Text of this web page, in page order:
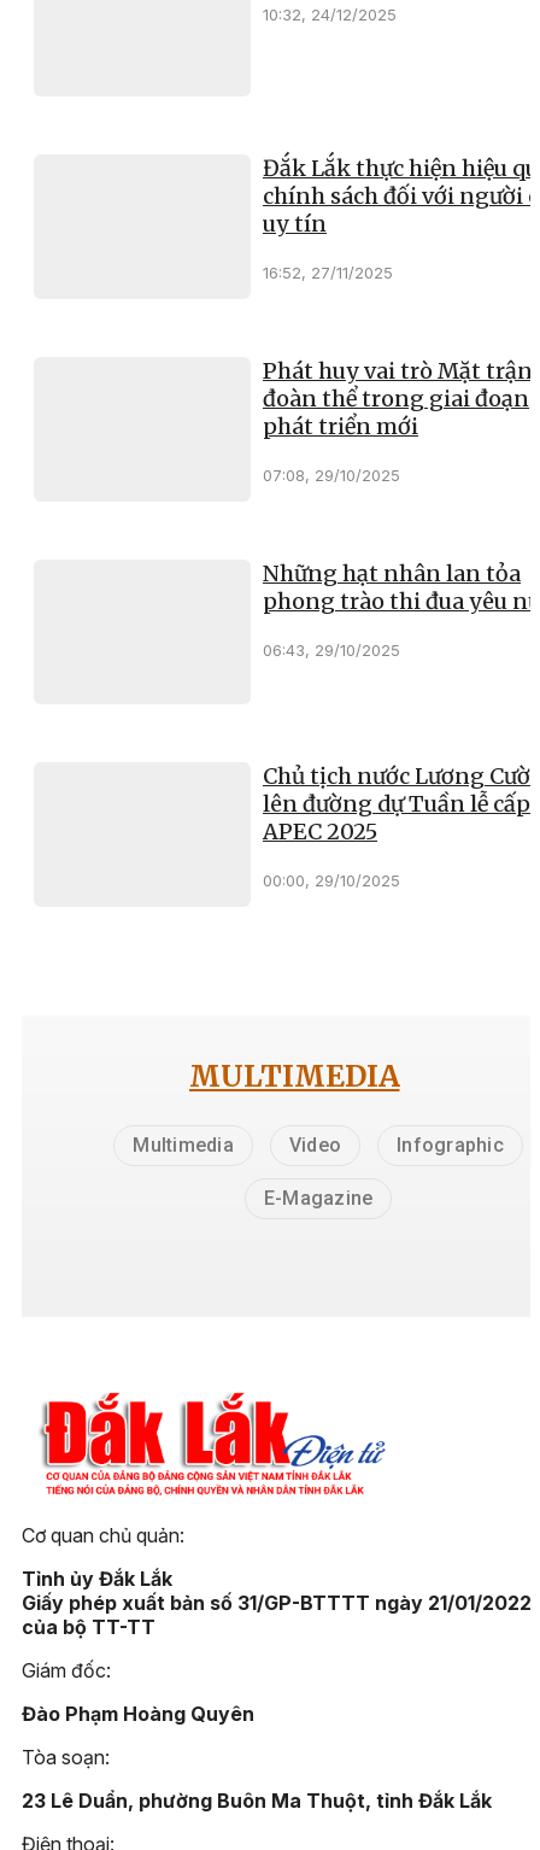
10:32, 24/12/2025
Đắk Lắk thực hiện hiệu
chính sách đối với người
uy tín
16:52, 27/11/2025
Phát huy vai trò Mặt trận
đoàn thể trong giai đoạn
phát triển mới
07:08, 29/10/2025
Những hạt nhân lan tỏa
phong trào thi đua yêu
06:43, 29/10/2025
Chủ tịch nước Lương
lên đường dự Tuần lễ cấp
APEC 2025
00:00, 29/10/2025
MULTIMEDIA
Multimedia Video Infographic
E-Magazine
Cơ quan chủ quản:
Tỉnh ủy Đắk Lắk
Giấy phép xuất bản số 31/GP-BTTTT ngày 21/01/2022
của bộ TT-TT
Giám đốc:
Đào Phạm Hoàng Quyên
Tòa soạn:
23 Lê Duẩn, phường Buôn Ma Thuột, tỉnh Đắk Lắk
Điện thoại: